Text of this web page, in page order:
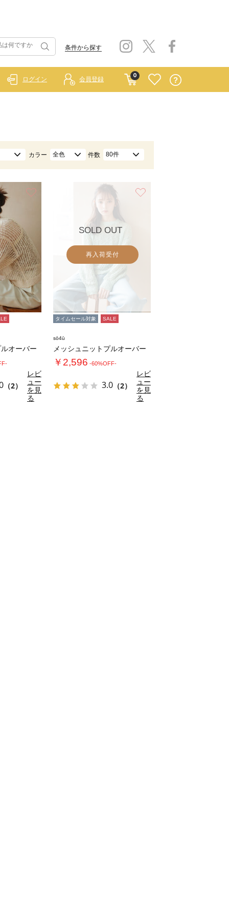
条件から探す
0
ログイン 会員登録
カラー 全色 件数 80件
オーバー
（2）
レビ
ュー
を見
る
SOLD OUT
再入荷受付
タイムセール対象 SALE
sō4ū
メッシュニットプルオーバー
￥2,596 -60%OFF-
3.0 （2）
レビ
ュー
を見
る